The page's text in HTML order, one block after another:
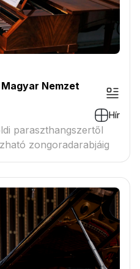
Nemzet
Hír
paraszthangszertől
zongoradarabjáig